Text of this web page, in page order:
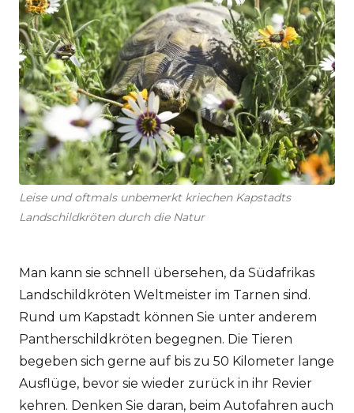
Leise und oftmals unbemerkt kriechen Kapstadts
Landschildkröten durch die Natur
Man kann sie schnell übersehen, da Südafrikas
Landschildkröten Weltmeister im Tarnen sind.
Rund um Kapstadt können Sie unter anderem
Pantherschildkröten begegnen. Die Tieren
begeben sich gerne auf bis zu 50 Kilometer lange
Ausflüge, bevor sie wieder zurück in ihr Revier
kehren. Denken Sie daran, beim Autofahren auch